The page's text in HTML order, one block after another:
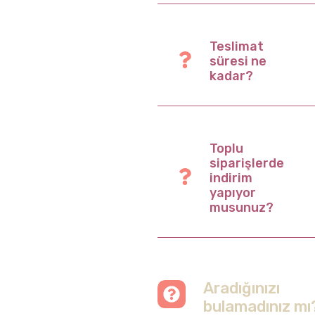
Teslimat
süresi ne
kadar?
Toplu
siparişlerde
indirim
yapıyor
musunuz?
Aradığınızı
bulamadınız